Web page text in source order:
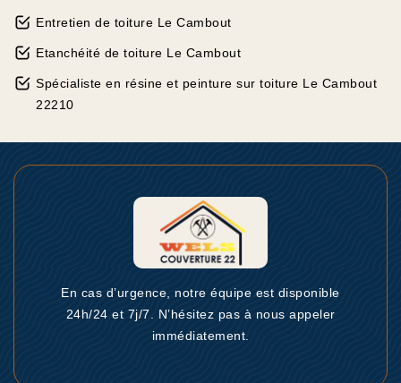
Entretien de toiture Le Cambout
Etanchéité de toiture Le Cambout
Spécialiste en résine et peinture sur toiture Le Cambout
22210
En cas d’urgence, notre équipe est disponible
24h/24 et 7j/7. N’hésitez pas à nous appeler
immédiatement.